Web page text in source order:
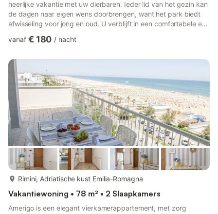
heerlijke vakantie met uw dierbaren. Ieder lid van het gezin kan
de dagen naar eigen wens doorbrengen, want het park biedt
afwisseling voor jong en oud. U verblijft in een comfortabele en
een aangenaam verblijf. Sommigen van hen hebben een
Restaurant, pizzeria, bar - Supermarkt, bazaar, kiosk -
Strandservice op ruim 35.000 vierkante meter stran...
vanaf € 180 / nacht
Rimini, Adriatische kust Emilia-Romagna
Vakantiewoning • 78 m² • 2 Slaapkamers
Amerigo is een elegant vierkamerappartement, met zorg